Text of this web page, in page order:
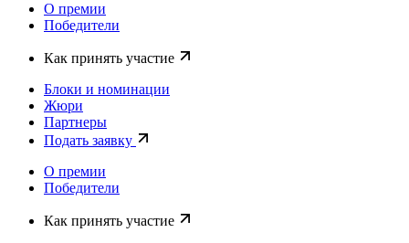
О премии
Победители
Как принять участие
Блоки и номинации
Жюри
Партнеры
Подать заявку
О премии
Победители
Как принять участие